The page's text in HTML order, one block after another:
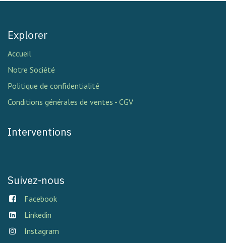
Explorer
Accueil
Notre Société
Politique de confidentialité
Conditions générales de ventes - CGV
Interventions
Suivez-nous
Facebook
Linkedin
Instagram